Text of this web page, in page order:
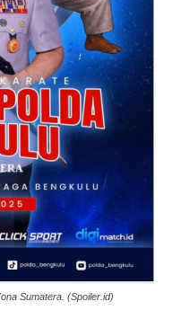
Sumatera. (Spoiler.id)